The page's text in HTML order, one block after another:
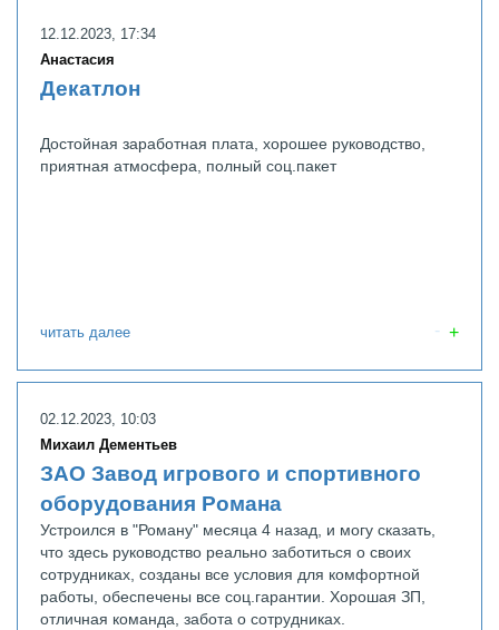
12.12.2023, 17:34
Анастасия
Декатлон
Достойная заработная плата, хорошее руководство,
приятная атмосфера, полный соц.пакет
читать далее
02.12.2023, 10:03
Михаил Дементьев
ЗАО Завод игрового и спортивного
оборудования Романа
Устроился в "Роману" месяца 4 назад, и могу сказать,
что здесь руководство реально заботиться о своих
сотрудниках, созданы все условия для комфортной
работы, обеспечены все соц.гарантии. Хорошая ЗП,
отличная команда, забота о сотрудниках.